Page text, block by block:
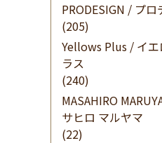
PRODESIGN / プロ
(205)
Yellows Plus / イエ
ラス
(240)
MASAHIRO
サヒロ マルヤマ
(22)